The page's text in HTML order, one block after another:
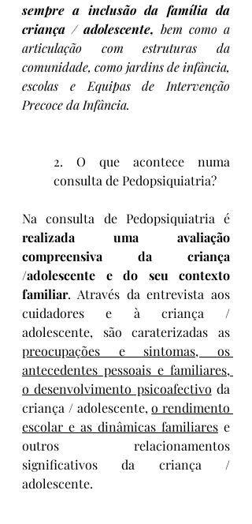
sempre a inclusão da família da
criança / adolescente, bem como a
articulação com estruturas da
comunidade, como jardins de infância,
escolas e Equipas de Intervenção
Precoce da Infância.
2. O que acontece numa
consulta de Pedopsiquiatria?
realizada uma avaliação
compreensiva da criança
/adolescente e do seu contexto
familiar. Através da entrevista aos
cuidadores e à criança /
preocupações e sintomas, os
antecedentes pessoais e familiares,
o desenvolvimento psicoafectivo da
criança / adolescente, o rendimento
escolar e as dinâmicas familiares e
outros relacionamentos
significativos da criança /
adolescente.